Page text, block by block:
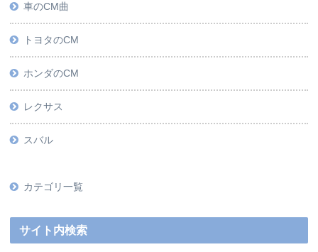
車のCM曲
トヨタのCM
ホンダのCM
レクサス
スバル
カテゴリ一覧
サイト内検索